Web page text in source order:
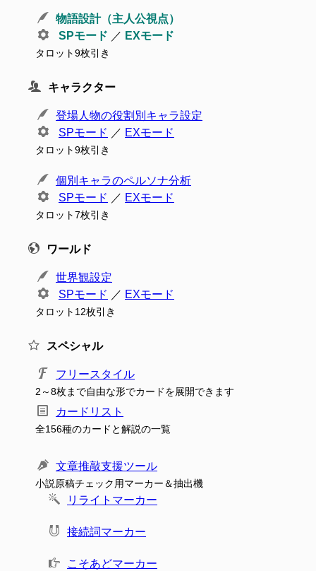
物語設計（主人公視点）
SPモード ／ EXモード
タロット9枚引き
キャラクター
登場人物の役割別キャラ設定
SPモード ／ EXモード
タロット9枚引き
個別キャラのペルソナ分析
SPモード ／ EXモード
タロット7枚引き
ワールド
世界観設定
SPモード ／ EXモード
タロット12枚引き
スペシャル
フリースタイル
2～8枚まで自由な形でカードを展開できます
カードリスト
全156種のカードと解説の一覧
文章推敲支援ツール
小説原稿チェック用マーカー＆抽出機
リライトマーカー
接続詞マーカー
こそあどマーカー